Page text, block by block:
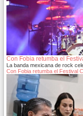
Con Fobia retumba el
La banda mexicana de rock
Con Fobia retumba el Festival